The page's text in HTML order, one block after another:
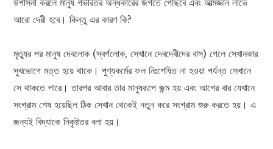
উপাসনা করলে মানুষ গভীরতর অন্ধকারের জগতে পৌঁছবে এবং আত্মজ্ঞান লাভে
আরো দেরী হবে। কিন্তু এর কারণ কি?
মৃত্যুর পর মানুষ দেবলোক (স্বর্গলোক, সেখানে দেবদেবীদের বাস) গেলে সেখানকার
সুখভোগে মত্ত হয়ে থাকে। পুণ্যকর্মের ফল নিঃশেষিত না হওয়া পর্যন্ত সেখানে
সে থাকতে পারে। তারপর আবার তার মানুষরূপে জন্ম হয় এবং আগের বার যেখানে
সংগ্রাম শেষ হয়েছিল ঠিক সেখান থেকেই নতুন করে সংগ্রাম শুরু করতে হয়। এ
জন্যই বিদ্যাকে নিকৃষ্টতর বলা হয়।